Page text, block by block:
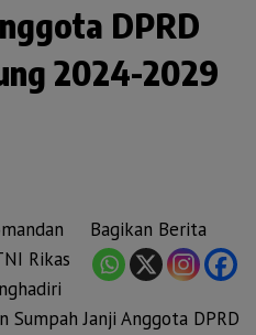
DPRD
2024-2029
Bagikan Berita
Rikas
Sumpah Janji Anggota DPRD